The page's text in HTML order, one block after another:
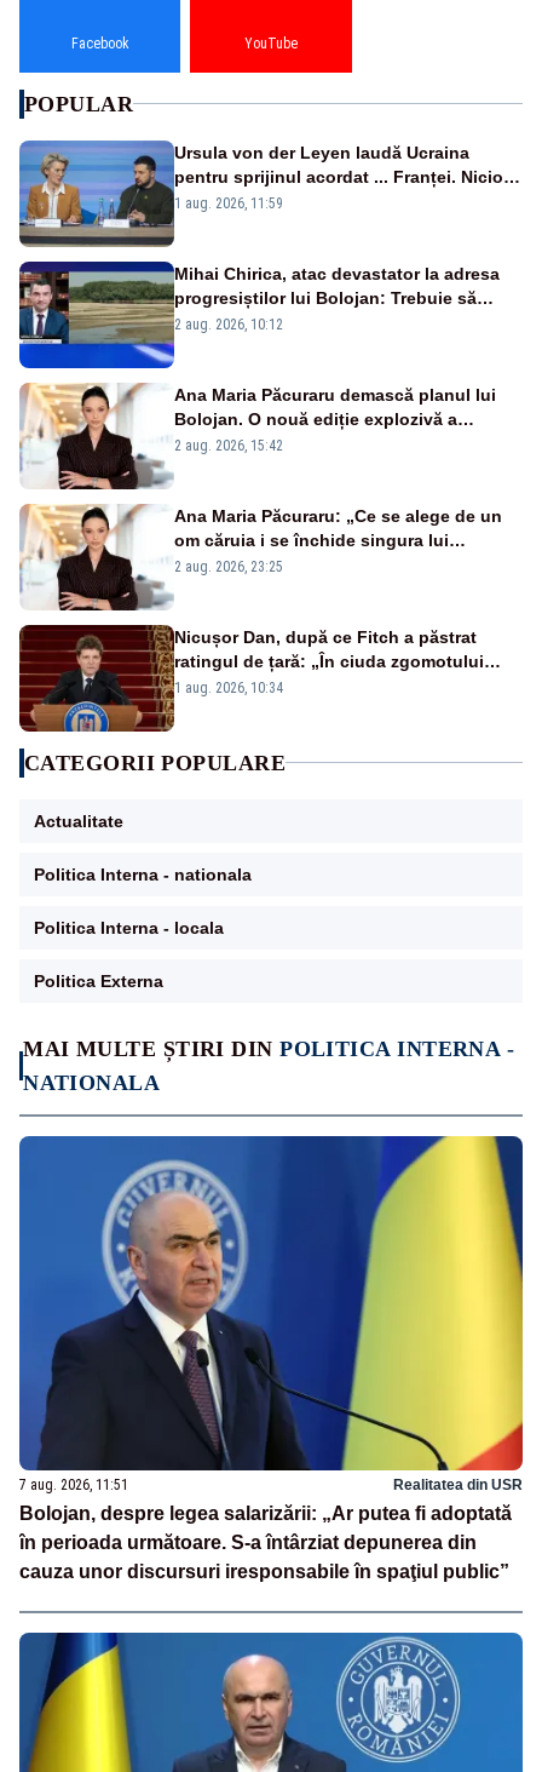
MAI MULTE ȘTIRI DINPOLITICA INTERNA -
NATIONALA
7 aug. 2026, 11:51 Realitatea din USR
Bolojan, despre legea salarizării: „Ar putea fi adoptată
în perioada următoare. S-a întârziat depunerea din
cauza unor discursuri iresponsabile în spaţiul public”
Facebook YouTube
POPULAR
Ursula von der Leyen laudă Ucraina
pentru sprijinul acordat ... Franței. Nicio
reacție privind ajutorul energetic promis
1 aug. 2026, 11:59
Mihai Chirica, atac devastator la adresa
progresiștilor lui Bolojan: Trebuie să
protejăm și natura, dar nu șținem omaneii
2 aug. 2026, 10:12
Ana Maria Păcuraru demască planul lui
Bolojan. O nouă ediție explozivă a
emisiunii „Miza Zilei” la Realitatea PLUS
2 aug. 2026, 15:42
Ana Maria Păcuraru: „Ce se alege de un
om căruia i se închide singura lui
portiță?”
2 aug. 2026, 23:25
Nicușor Dan, după ce Fitch a păstrat
ratingul de țară: „În ciuda zgomotului
politic, România funcționează”
1 aug. 2026, 10:34
CATEGORII POPULARE
Actualitate
Politica Interna - nationala
Politica Interna - locala
Politica Externa